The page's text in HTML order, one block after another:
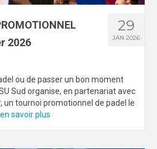
29
JAN 2026
2026
ou de passer un bon moment
Sud organise, en partenariat avec
un tournoi promotionnel de padel le
savoir plus